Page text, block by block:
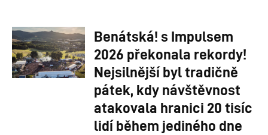
Benátská! s Impulsem
2026 překonala rekordy!
Nejsilnější byl tradičně
pátek, kdy návštěvnost
atakovala hranici 20 tisíc
lidí během jediného dne